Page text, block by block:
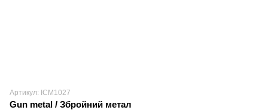
Артикул: ICM1027
Gun metal / Збройний метал